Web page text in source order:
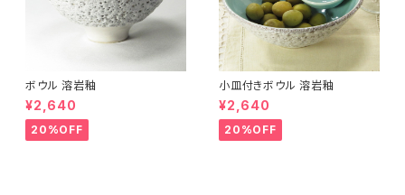
ボウル 溶岩釉
¥2,640
20%OFF
小皿付きボウル 溶岩釉
¥2,640
20%OFF